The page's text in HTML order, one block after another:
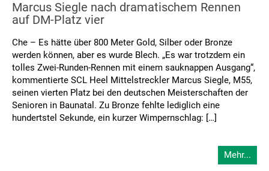
Marcus Siegle nach dramatischem Rennen
auf DM-Platz vier
Che – Es hätte über 800 Meter Gold, Silber oder Bronze
werden können, aber es wurde Blech. „Es war trotzdem ein
tolles Zwei-Runden-Rennen mit einem sauknappen Ausgang“,
kommentierte SCL Heel Mittelstreckler Marcus Siegle, M55,
seinen vierten Platz bei den deutschen Meisterschaften der
Senioren in Baunatal. Zu Bronze fehlte lediglich eine
hundertstel Sekunde, ein kurzer Wimpernschlag: […]
Mehr...